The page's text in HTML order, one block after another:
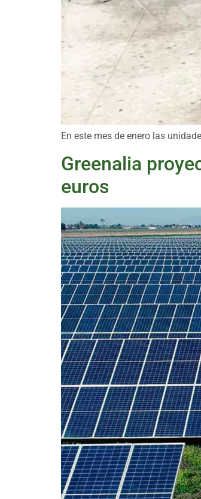
En este mes de enero las
Greenalia
euros